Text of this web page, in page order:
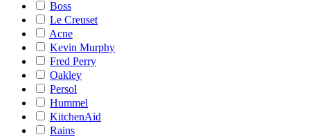
Boss
Le Creuset
Acne
Kevin Murphy
Fred Perry
Oakley
Persol
Hummel
KitchenAid
Rains